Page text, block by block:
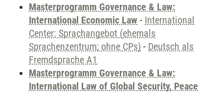
Masterprogramm Governance & Law:
International Economic Law - International
Center: Sprachangebot (ehemals
Sprachenzentrum; ohne CPs) - Deutsch als
Fremdsprache A1
Masterprogramm Governance & Law:
International Law of Global Security, Peace